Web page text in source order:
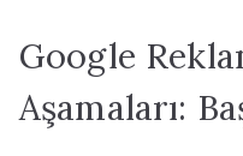
Google
Aşamaları: